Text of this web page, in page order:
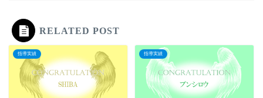
RELATED POST
指導実績 指導実績